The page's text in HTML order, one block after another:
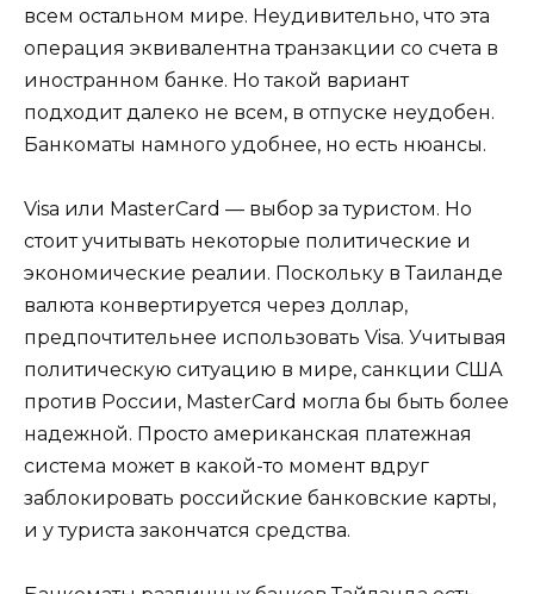
всем остальном мире. Неудивительно, что эта
операция эквивалентна транзакции со счета в
иностранном банке. Но такой вариант
подходит далеко не всем, в отпуске неудобен.
Банкоматы намного удобнее, но есть нюансы.
Visa или MasterCard — выбор за туристом. Но
стоит учитывать некоторые политические и
экономические реалии. Поскольку в Таиланде
валюта конвертируется через доллар,
предпочтительнее использовать Visa. Учитывая
политическую ситуацию в мире, санкции США
против России, MasterCard могла бы быть более
надежной. Просто американская платежная
система может в какой-то момент вдруг
заблокировать российские банковские карты,
и у туриста закончатся средства.